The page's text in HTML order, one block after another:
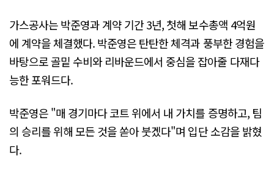
가스공사는 박준영과 계약 기간 3년, 첫해 보수총액 4억원
에 계약을 체결했다. 박준영은 탄탄한 체격과 풍부한 경험을
바탕으로 골밑 수비와 리바운드에서 중심을 잡아줄 다재다
능한 포워드다.
박준영은 "매 경기마다 코트 위에서 내 가치를 증명하고, 팀
의 승리를 위해 모든 것을 쏟아 붓겠다"며 입단 소감을 밝혔
다.